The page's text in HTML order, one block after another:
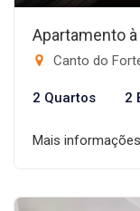
Apartamento
Canto do
2 Quartos 2
Mais informações